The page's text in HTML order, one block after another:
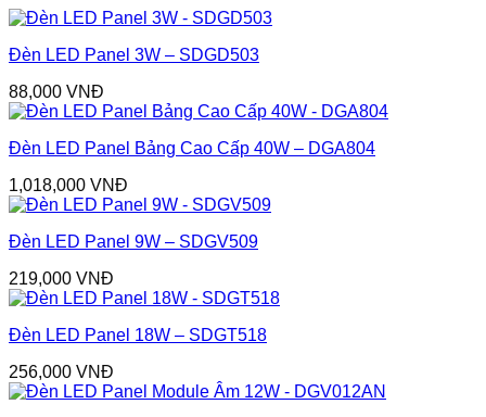
Đèn LED Panel 3W – SDGD503
88,000 VNĐ
Đèn LED Panel Bảng Cao Cấp 40W – DGA804
1,018,000 VNĐ
Đèn LED Panel 9W – SDGV509
219,000 VNĐ
Đèn LED Panel 18W – SDGT518
256,000 VNĐ